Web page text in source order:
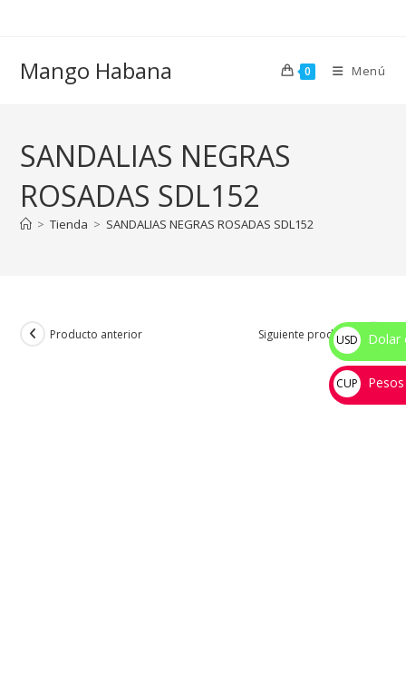
Mango Habana 0 Menú
SANDALIAS NEGRAS
ROSADAS SDL152
> Tienda > SANDALIAS NEGRAS ROSADAS SDL152
Producto anterior Siguiente producto
USD
$
Dolar
CUP
💰
Pesos